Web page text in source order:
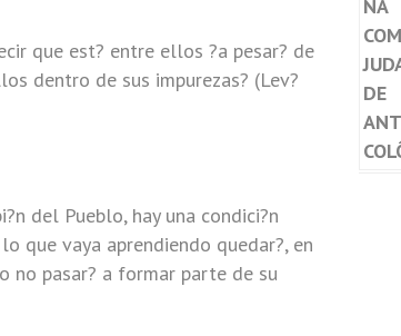
que est? entre ellos ?a pesar? de
dentro de sus impurezas? (Lev?
del Pueblo, hay una condici?n
que vaya aprendiendo quedar?, en
no pasar? a formar parte de su